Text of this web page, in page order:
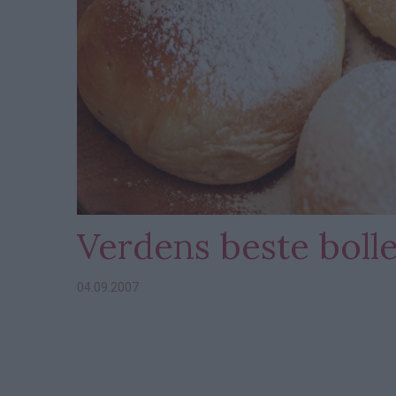
Verdens beste
04.09.2007